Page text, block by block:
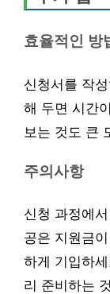
효율적인 방
신청서를 작
해 두면 시간
보는 것도 큰
주의사항
신청 과정에
공은 지원금
하게 기입하
리 준비하는